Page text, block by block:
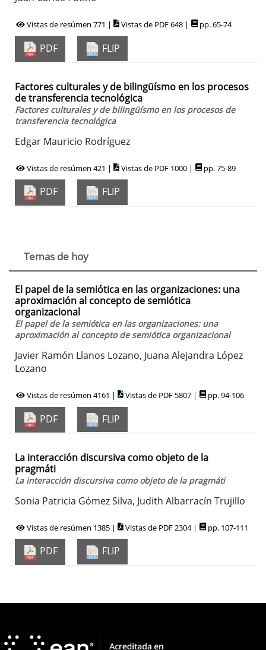
Vistas de resúmen 771 | Vistas de PDF 648 | pp. 65-74
PDF FLIP
Factores culturales y de bilingüísmo en los procesos
de transferencia tecnológica
Factores culturales y de bilingüísmo en los procesos de
transferencia tecnológica
Edgar Mauricio Rodríguez
Vistas de resúmen 421 | Vistas de PDF 1000 | pp. 75-89
PDF FLIP
Temas de hoy
El papel de la semiótica en las organizaciones: una
aproximación al concepto de semiótica
organizacional
El papel de la semiótica en las organizaciones: una
aproximación al concepto de semiótica organizacional
Javier Ramón Llanos Lozano, Juana Alejandra López
Lozano
Vistas de resúmen 4161 | Vistas de PDF 5807 | pp. 94-106
PDF FLIP
La interacción discursiva como objeto de la
pragmáti
La interacción discursiva como objeto de la pragmáti
Sonia Patricia Gómez Silva, Judith Albarracín Trujillo
Vistas de resúmen 1385 | Vistas de PDF 2304 | pp. 107-111
PDF FLIP